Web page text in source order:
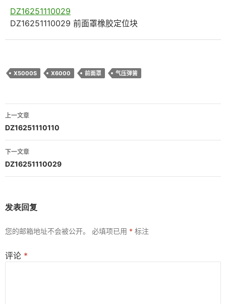
DZ16251110029
DZ16251110029 前面罩橡胶定位块
X5000S X6000 前面罩 气压弹簧
文
章
导
航
上一文章
DZ16251110110
下一文章
DZ16251110029
发表回复
您的邮箱地址不会被公开。 必填项已用 * 标注
评论 *